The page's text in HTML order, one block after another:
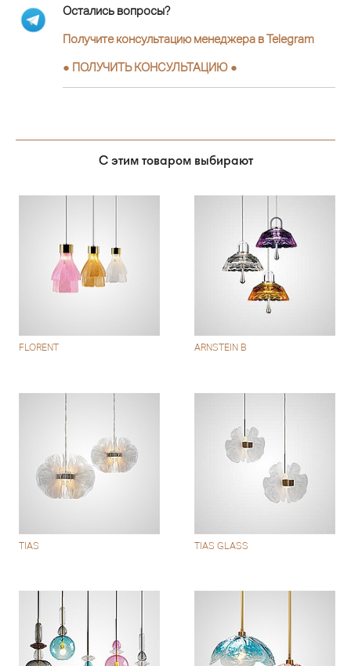
Остались вопросы?
Получите консультацию менеджера в Telegram
● ПОЛУЧИТЬ КОНСУЛЬТАЦИЮ ●
С этим товаром выбирают
FLORENT ARNSTEIN B
TIAS TIAS GLASS